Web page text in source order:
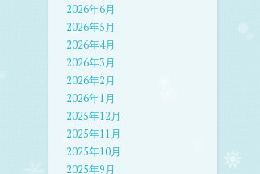
2026年6月
2026年5月
2026年4月
2026年3月
2026年2月
2026年1月
2025年12月
2025年11月
2025年10月
2025年9月